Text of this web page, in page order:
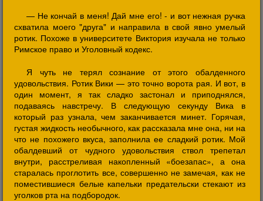
— Не кончай в меня! Дай мне его! - и вот нежная ручка
схватила моего "друга" и направила в свой явно умелый
ротик. Похоже в университете Виктория изучала не только
Римское право и Уголовный кодекс.
Я чуть не терял сознание от этого обалденного
удовольствия. Ротик Вики — это точно ворота рая. И вот, в
один момент, я так сладко застонал и приподнялся,
подаваясь навстречу. В следующую секунду Вика в
который раз узнала, чем заканчивается минет. Горячая,
густая жидкость необычного, как рассказала мне она, ни на
что не похожего вкуса, заполнила ее сладкий ротик. Мой
обалдевший от чудного удовольствия ствол трепетал
внутри, расстреливая накопленный «боезапас», а она
старалась проглотить все, совершенно не замечая, как не
поместившиеся белые капельки предательски стекают из
уголков рта на подбородок.